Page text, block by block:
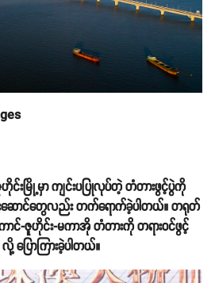
င်းမြို့မှာ ကျင်းပပြုလုပ်တဲ့ တံတားဖွင့်ပွဲကို
ဆောင်တွေလည်း တက်ရောက်ခဲ့ပါတယ်။ တရုတ်
ာင်-ဇူဟိုင်း-မကာအို တံတားကို တရားဝင်ဖွင့်
ပြောကြားခဲ့ပါတယ်။